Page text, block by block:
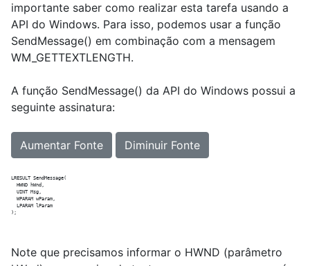
importante saber como realizar esta tarefa usando a
API do Windows. Para isso, podemos usar a função
SendMessage() em combinação com a mensagem
WM_GETTEXTLENGTH.
A função SendMessage() da API do Windows possui a
seguinte assinatura:
Aumentar Fonte Diminuir Fonte
LRESULT SendMessage(
  HWND hWnd,
  UINT Msg,
  WPARAM wParam,
  LPARAM lParam
Note que precisamos informar o HWND (parâmetro